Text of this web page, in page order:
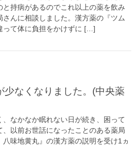
持病があるのでこれ以上の薬を飲み
んに相談しました。漢方薬の『ツム
て体に負担をかけずに […]
なかなか眠れない日が続き、困って
以前お世話になったことのある薬局
味地黄丸』の漢方薬の説明を受け1ヵ